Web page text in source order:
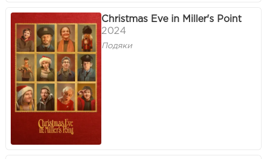
Christmas Eve in Miller's Point
2024
Подяки